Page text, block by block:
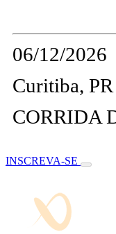
06/12/2026
Curitiba, PR
CORRIDA
INSCREVA-SE